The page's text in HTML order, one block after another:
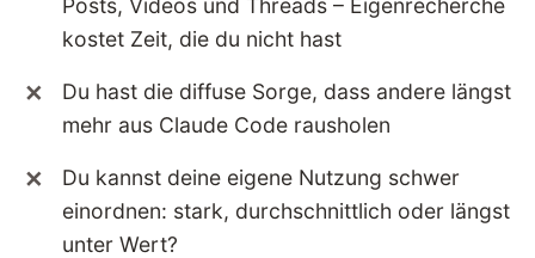
Posts, Videos und Threads – Eigenrecherche
kostet Zeit, die du nicht hast
Du hast die diffuse Sorge, dass andere längst
mehr aus Claude Code rausholen
Du kannst deine eigene Nutzung schwer
einordnen: stark, durchschnittlich oder längst
unter Wert?